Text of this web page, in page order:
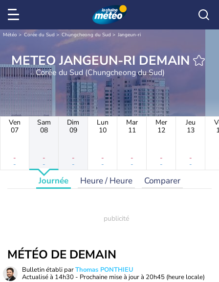
Météo Corée du Sud Chungcheong du Sud Jangeun-ri
METEO JANGEUN-RI DEMAIN
Corée du Sud (Chungcheong du Sud)
Ven
07
-
-
Sam
08
-
-
Dim
09
-
-
Lun
10
-
-
Mar
11
-
-
Mer
12
-
-
Jeu
13
-
-
Journée Heure / Heure Comparer
MÉTÉO DE DEMAIN
Bulletin établi parThomas PONTHIEU
Actualisé à 14h30 - Prochaine mise à jour à 20h45 (heure locale)